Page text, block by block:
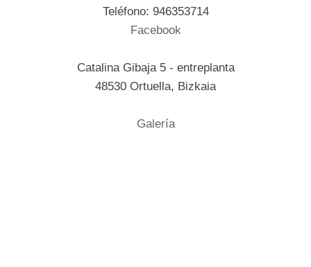
Teléfono: 946353714
Facebook
Catalina Gibaja 5 - entreplanta
48530 Ortuella, Bizkaia
Galería